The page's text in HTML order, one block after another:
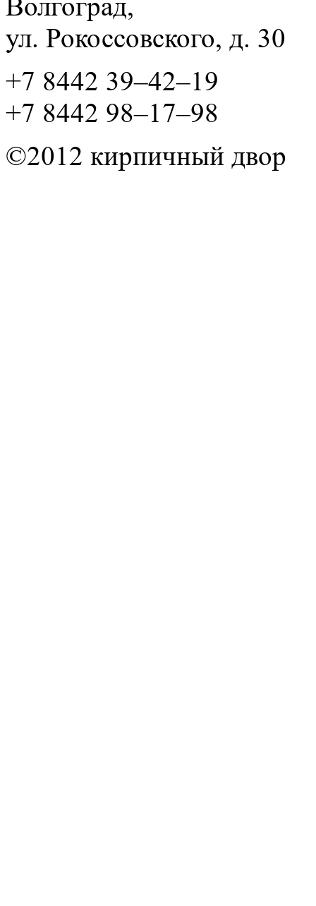
Волгоград,
ул. Рокосcовского, д. 30
+7 8442 39–42–19
+7 8442 98–17–98
©2012 кирпичный двор